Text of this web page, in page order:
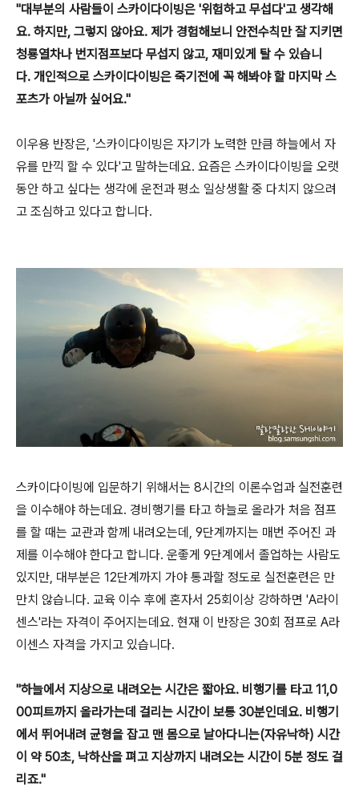
"대부분의 사람들이 스카이다이빙은 '위험하고 무섭다'고 생각해
요. 하지만, 그렇지 않아요. 제가 경험해보니 안전수칙만 잘 지키면
청룡열차나 번지점프보다 무섭지 않고, 재미있게 탈 수 있습니
다. 개인적으로 스카이다이빙은 죽기전에 꼭 해봐야 할 마지막 스
포츠가 아닐까 싶어요."
이우용 반장은, '스카이다이빙은 자기가 노력한 만큼 하늘에서 자
유를 만끽 할 수 있다'고 말하는데요. 요즘은 스카이다이빙을 오랫
동안 하고 싶다는 생각에 운전과 평소 일상생활 중 다치지 않으려
고 조심하고 있다고 합니다.
스카이다이빙에 입문하기 위해서는 8시간의 이론수업과 실전훈련
을 이수해야 하는데요. 경비행기를 타고 하늘로 올라가 처음 점프
를 할 때는 교관과 함께 내려오는데, 9단계까지는 매번 주어진 과
제를 이수해야 한다고 합니다. 운좋게 9단계에서 졸업하는 사람도
있지만, 대부분은 12단계까지 가야 통과할 정도로 실전훈련은 만
만치 않습니다. 교육 이수 후에 혼자서 25회이상 강하하면 'A라이
센스'라는 자격이 주어지는데요. 현재 이 반장은 30회 점프로 A라
이센스 자격을 가지고 있습니다.
"하늘에서 지상으로 내려오는 시간은 짧아요. 비행기를 타고 11,0
00피트까지 올라가는데 걸리는 시간이 보통 30분인데요. 비행기
에서 뛰어내려 균형을 잡고 맨 몸으로 날아다니는(자유낙하) 시간
이 약 50초, 낙하산을 펴고 지상까지 내려오는 시간이 5분 정도 걸
리죠."